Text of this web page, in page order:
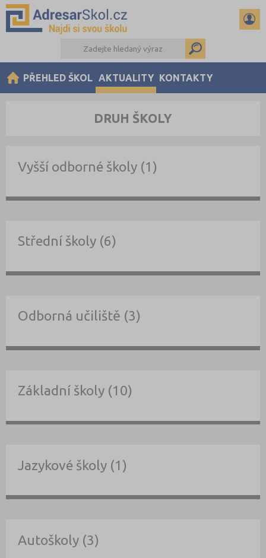
PŘEHLED ŠKOL AKTUALITY KONTAKTY
DRUH ŠKOLY
Vyšší odborné školy (1)
Střední školy (6)
Odborná učiliště (3)
Základní školy (10)
Jazykové školy (1)
Autoškoly (3)